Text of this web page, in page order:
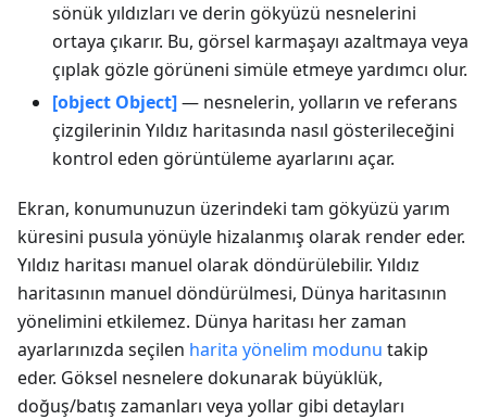
sönük yıldızları ve derin gökyüzü nesnelerini
ortaya çıkarır. Bu, görsel karmaşayı azaltmaya veya
çıplak gözle görüneni simüle etmeye yardımcı olur.
[object Object]— nesnelerin, yolların ve referans
çizgilerinin Yıldız haritasında nasıl gösterileceğini
kontrol eden görüntüleme ayarlarını açar.
Ekran, konumunuzun üzerindeki tam gökyüzü yarım
küresini pusula yönüyle hizalanmış olarak render eder.
Yıldız haritası manuel olarak döndürülebilir. Yıldız
haritasının manuel döndürülmesi, Dünya haritasının
yönelimini etkilemez. Dünya haritası her zaman
ayarlarınızda seçilen harita yönelim modunu takip
eder. Göksel nesnelere dokunarak büyüklük,
doğuş/batış zamanları veya yollar gibi detayları